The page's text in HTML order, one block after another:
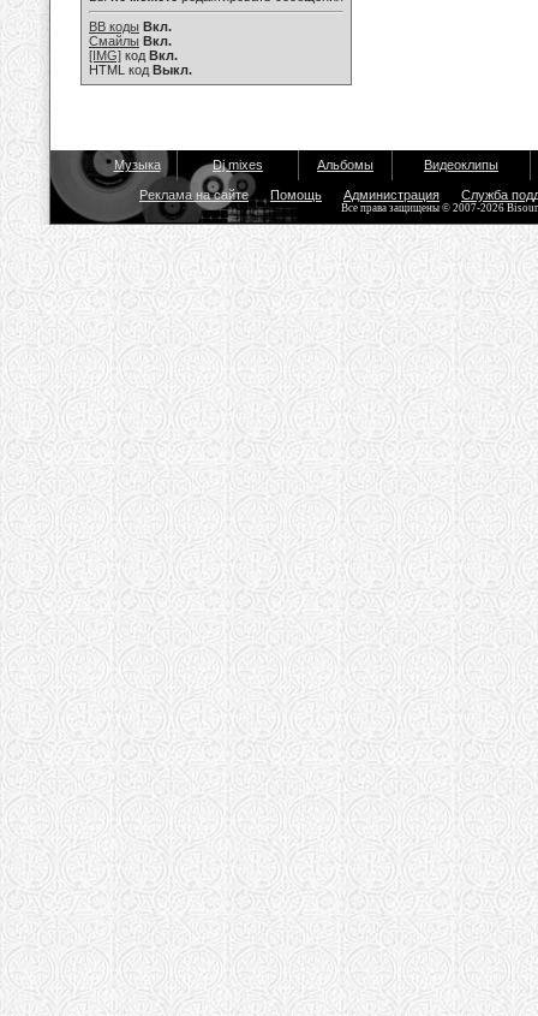
BB коды Вкл.
Смайлы Вкл.
[IMG] код Вкл.
HTML код Выкл.
Музыка Dj mixes Альбомы Видеоклипы
Реклама на сайте Помощь Администрация Служба
Все права защищены © 2007-2026